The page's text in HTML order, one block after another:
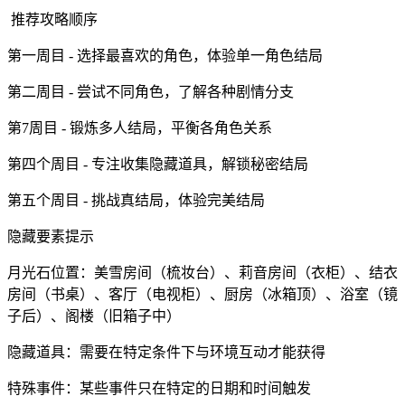
推荐攻略顺序
第一周目 - 选择最喜欢的角色，体验单一角色结局
第二周目 - 尝试不同角色，了解各种剧情分支
第7周目 - 锻炼多人结局，平衡各角色关系
第四个周目 - 专注收集隐藏道具，解锁秘密结局
第五个周目 - 挑战真结局，体验完美结局
隐藏要素提示
月光石位置：美雪房间（梳妆台）、莉音房间（衣柜）、结衣
房间（书桌）、客厅（电视柜）、厨房（冰箱顶）、浴室（镜
子后）、阁楼（旧箱子中）
隐藏道具：需要在特定条件下与环境互动才能获得
特殊事件：某些事件只在特定的日期和时间触发